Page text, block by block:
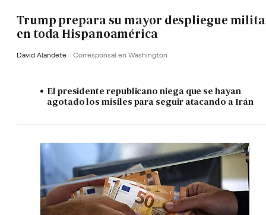
Trump prepara su mayor despliegue
en toda Hispanoamérica
David Alandete Corresponsal en Washington
El presidente republicano niega que se hayan
agotado los misiles para seguir atacando a Irán